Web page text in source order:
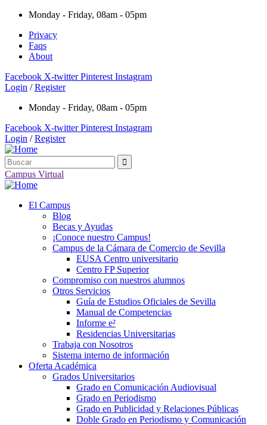
Monday - Friday, 08am - 05pm
Privacy
Faqs
About
Facebook X-twitter Pinterest Instagram
Login / Register
Monday - Friday, 08am - 05pm
Facebook X-twitter Pinterest Instagram
Login / Register
Campus Virtual
El Campus
Blog
Becas y Ayudas
¡Conoce nuestro Campus!
Campus de la Cámara de Comercio de Sevilla
EUSA Centro universitario
Centro FP Superior
Compromiso con nuestros alumnos
Otros Servicios
Guía de Estudios Oficiales de Sevilla
Manual de Competencias
Informe e²
Residencias Universitarias
Trabaja con Nosotros
Sistema interno de información
Oferta Académica
Grados Universitarios
Grado en Comunicación Audiovisual
Grado en Periodismo
Grado en Publicidad y Relaciones Públicas
Doble Grado en Periodismo y Comunicación